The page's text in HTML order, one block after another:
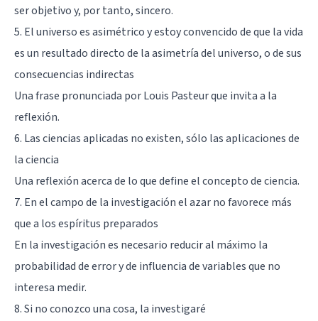
ser objetivo y, por tanto, sincero.
5. El universo es asimétrico y estoy convencido de que la vida
es un resultado directo de la asimetría del universo, o de sus
consecuencias indirectas
Una frase pronunciada por Louis Pasteur que invita a la
reflexión.
6. Las ciencias aplicadas no existen, sólo las aplicaciones de
la ciencia
Una reflexión acerca de lo que define el concepto de ciencia.
7. En el campo de la investigación el azar no favorece más
que a los espíritus preparados
En la investigación es necesario reducir al máximo la
probabilidad de error y de influencia de variables que no
interesa medir.
8. Si no conozco una cosa, la investigaré